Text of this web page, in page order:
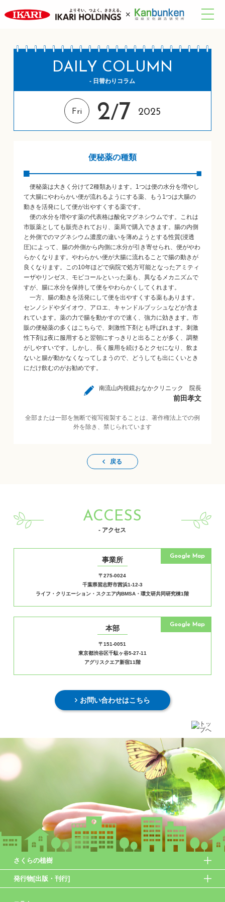
DAILY COLUMN
- 日替わりコラム
Fri 2/7 2025
便秘薬の種類
便秘薬は大きく分けて2種類あります。1つは便の水分を増やし
て大腸にやわらかい便が流れるようにする薬、もう1つは大腸の
動きを活発にして便が出やすくする薬です。
便の水分を増やす薬の代表格は酸化マグネシウムです。これは
市販薬としても販売されており、薬局で購入できます。腸の内側
と外側でのマグネシウム濃度の違いを薄めようとする性質(浸透
圧)によって、腸の外側から内側に水分が引き寄せられ、便がやわ
らかくなります。やわらかい便が大腸に流れることで腸の動きが
良くなります。この10年ほどで病院で処方可能となったアミティ
ーザやリンゼス、モビコールといった薬も、異なるメカニズムで
すが、腸に水分を保持して便をやわらかくしてくれます。
一方、腸の動きを活発にして便を出やすくする薬もあります。
センノシドやダイオウ、アロエ、キャンドルブッシュなどが含ま
れています。薬の力で腸を動かすので速く、強力に効きます。市
販の便秘薬の多くはこちらで、刺激性下剤とも呼ばれます。刺激
性下剤は夜に服用すると翌朝にすっきりと出ることが多く、調整
がしやすいです。しかし、長く服用を続けるとクセになり、飲ま
ないと腸が動かなくなってしまうので、どうしても出にくいとき
にだけ飲むのがお勧めです。
南流山内視鏡おなかクリニック 院長
前田孝文
全部または一部を無断で複写複製することは、著作権法上での例
外を除き、禁じられています
戻る
ACCESS
- アクセス
事業所
〒275-0024
千葉県習志野市茜浜1-12-3
ライフ・クリエーション・スクエア内BMSA・環文研共同研究棟1階
Google Map
本部
〒151-0051
東京都渋谷区千駄ヶ谷5-27-11
アグリスクエア新宿11階
Google Map
お問い合わせはこちら
さくらの植樹
発行物[出版・刊行]